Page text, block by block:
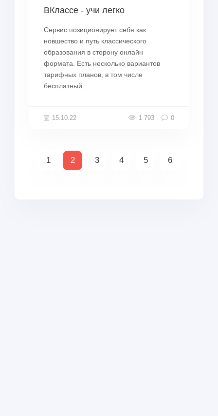
ВКлассе - учи легко
Сервис позиционирует себя как
новшество и путь классического
образования в сторону онлайн
формата. Есть несколько вариантов
тарифных планов, в том числе
бесплатный....
15.10.22 1 793 0
1 2 3 4 5 6